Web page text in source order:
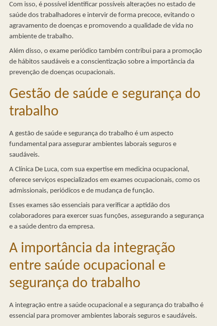
Com isso, é possível identificar possíveis alterações no estado de
saúde dos trabalhadores e intervir de forma precoce, evitando o
agravamento de doenças e promovendo a qualidade de vida no
ambiente de trabalho.
Além disso, o exame periódico também contribui para a promoção
de hábitos saudáveis e a conscientização sobre a importância da
prevenção de doenças ocupacionais.
Gestão de saúde e segurança do
trabalho
A gestão de saúde e segurança do trabalho é um aspecto
fundamental para assegurar ambientes laborais seguros e
saudáveis.
A Clínica De Luca, com sua expertise em medicina ocupacional,
oferece serviços especializados em exames ocupacionais, como os
admissionais, periódicos e de mudança de função.
Esses exames são essenciais para verificar a aptidão dos
colaboradores para exercer suas funções, assegurando a segurança
e a saúde dentro da empresa.
A importância da integração
entre saúde ocupacional e
segurança do trabalho
A integração entre a saúde ocupacional e a segurança do trabalho é
essencial para promover ambientes laborais seguros e saudáveis.